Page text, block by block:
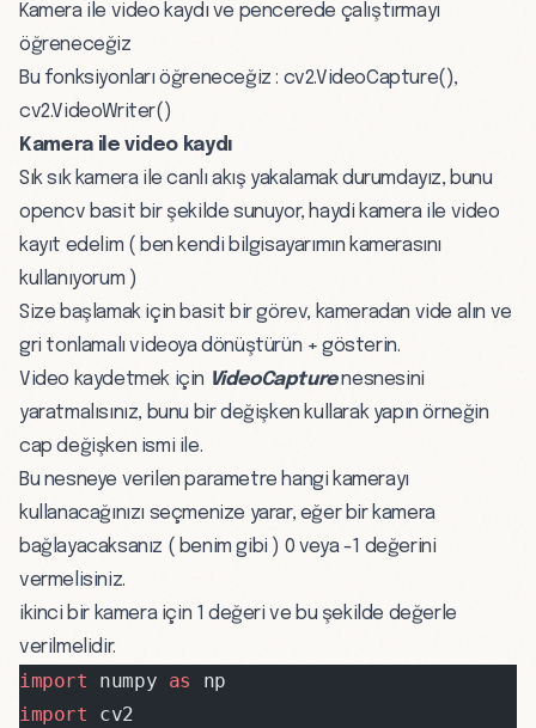
Kamera ile video kaydı ve pencerede çalıştırmayı
öğreneceğiz
Bu fonksiyonları öğreneceğiz : cv2.VideoCapture(),
cv2.VideoWriter()
Kamera ile video kaydı
Sık sık kamera ile canlı akış yakalamak durumdayız, bunu
opencv basit bir şekilde sunuyor, haydi kamera ile video
kayıt edelim ( ben kendi bilgisayarımın kamerasını
kullanıyorum )
Size başlamak için basit bir görev, kameradan vide alın ve
gri tonlamalı videoya dönüştürün + gösterin.
Video kaydetmek için VideoCapturenesnesini
yaratmalısınız, bunu bir değişken kullarak yapın örneğin
cap değişken ismi ile.
Bu nesneye verilen parametre hangi kamerayı
kullanacağınızı seçmenize yarar, eğer bir kamera
bağlayacaksanız ( benim gibi ) 0 veya -1 değerini
vermelisiniz.
ikinci bir kamera için 1 değeri ve bu şekilde değerle
verilmelidir.
import numpy as
np
import cv2